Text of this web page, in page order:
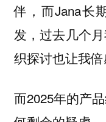
伴，而Jana长
发，过去几个
织探讨也让我倍
而2025年的产